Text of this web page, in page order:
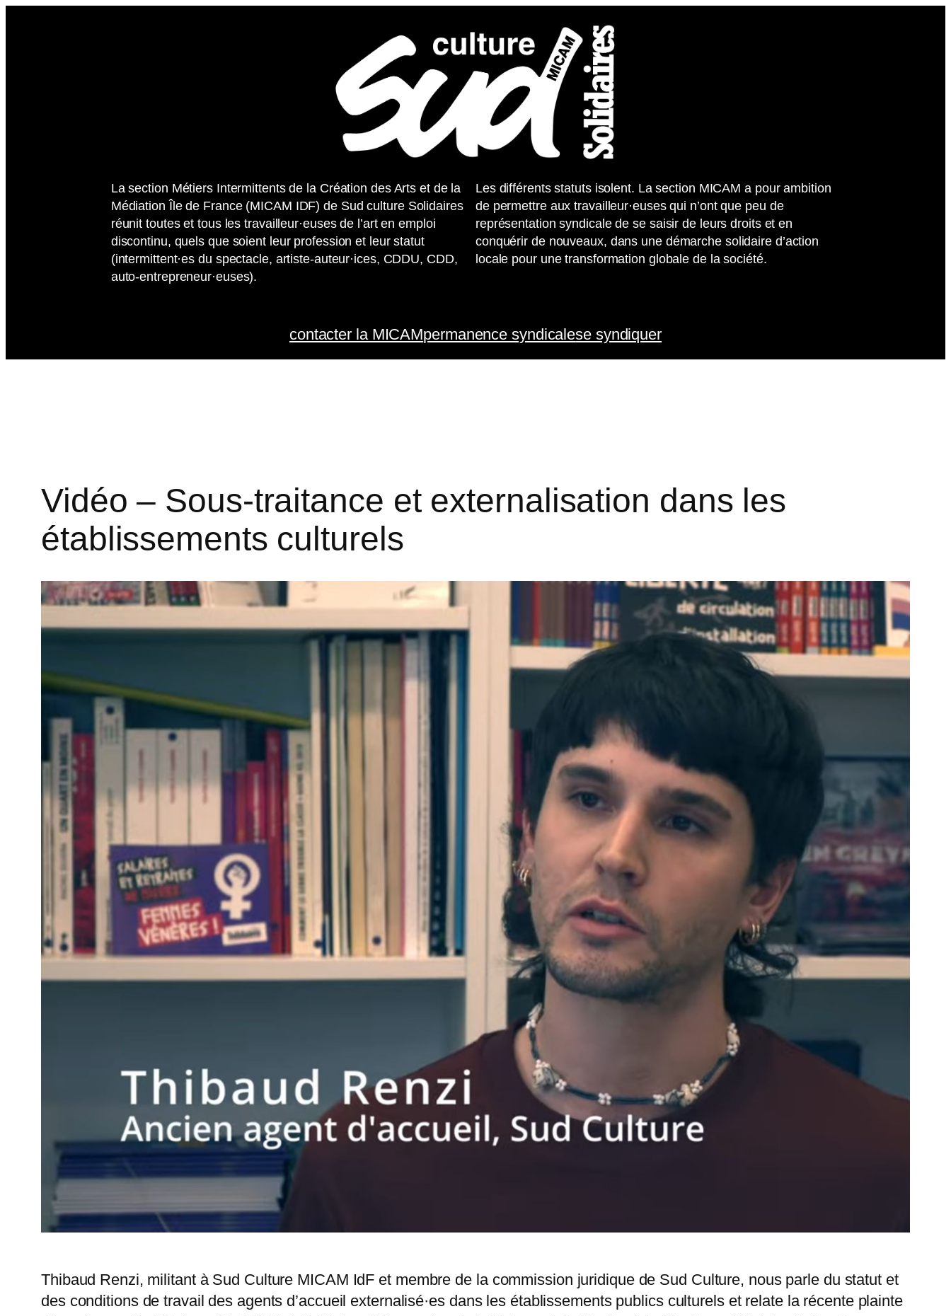
La section Métiers Intermittents de la Création des Arts et de la
Médiation Île de France (MICAM IDF) de Sud culture Solidaires
réunit toutes et tous les travailleur·euses de l’art en emploi
discontinu, quels que soient leur profession et leur statut
(intermittent·es du spectacle, artiste-auteur·ices, CDDU, CDD,
auto-entrepreneur·euses).
Les différents statuts isolent. La section MICAM a pour ambition
de permettre aux travailleur·euses qui n’ont que peu de
représentation syndicale de se saisir de leurs droits et en
conquérir de nouveaux, dans une démarche solidaire d’action
locale pour une transformation globale de la société.
contacter la MICAMpermanence syndicalese syndiquer
Vidéo – Sous-traitance et externalisation dans les
établissements culturels
Thibaud Renzi, militant à Sud Culture MICAM IdF et membre de la commission juridique de Sud Culture, nous parle du statut et
des conditions de travail des agents d’accueil externalisé·es dans les établissements publics culturels et relate la récente plainte